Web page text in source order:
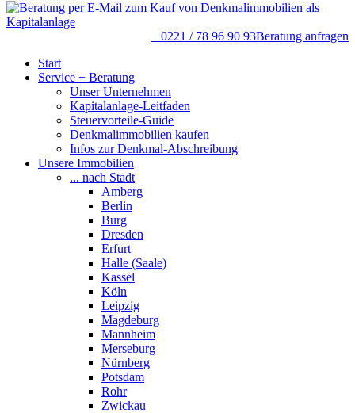
0221 / 78 96 90 93Beratung anfragen
Start
Service + Beratung
Unser Unternehmen
Kapitalanlage-Leitfaden
Steuervorteile-Guide
Denkmalimmobilien kaufen
Infos zur Denkmal-Abschreibung
Unsere Immobilien
... nach Stadt
Amberg
Berlin
Burg
Dresden
Erfurt
Halle (Saale)
Kassel
Köln
Leipzig
Magdeburg
Mannheim
Merseburg
Nürnberg
Potsdam
Rohr
Zwickau